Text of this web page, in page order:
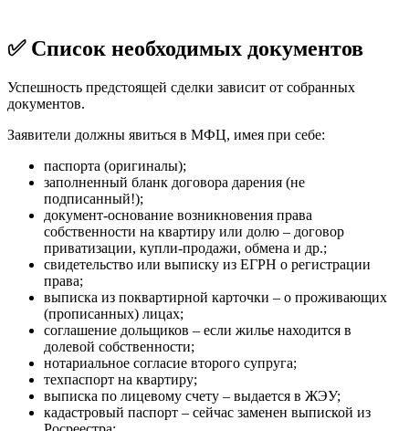
✅ Список необходимых документов
Успешность предстоящей сделки зависит от собранных
документов.
Заявители должны явиться в МФЦ, имея при себе:
паспорта (оригиналы);
заполненный бланк договора дарения (не
подписанный!);
документ-основание возникновения права
собственности на квартиру или долю – договор
приватизации, купли-продажи, обмена и др.;
свидетельство или выписку из ЕГРН о регистрации
права;
выписка из поквартирной карточки – о проживающих
(прописанных) лицах;
соглашение дольщиков – если жилье находится в
долевой собственности;
нотариальное согласие второго супруга;
техпаспорт на квартиру;
выписка по лицевому счету – выдается в ЖЭУ;
кадастровый паспорт – сейчас заменен выпиской из